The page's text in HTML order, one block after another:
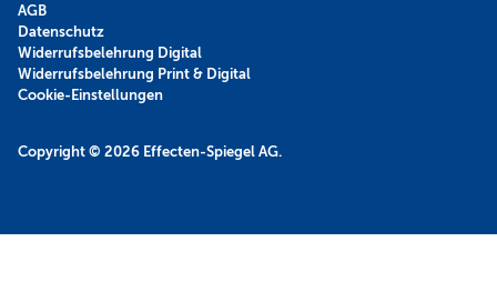
Copyright © 2026 Effecten-Spiegel AG.
AGB
Datenschutz
Widerrufsbelehrung Digital
Widerrufsbelehrung Print & Digital
Cookie-Einstellungen